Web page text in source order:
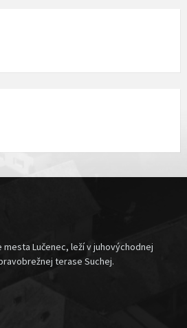
mesta Lučenec, leží v juhovýchodnej
terase Suchej.